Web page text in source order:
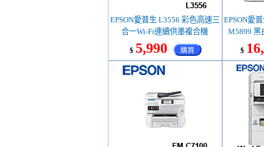
EPSON愛普生 L3556 彩色高速三
合一Wi-Fi連續供墨複合機
$ 5,990 購買
EPSON愛
M5899 黑
$